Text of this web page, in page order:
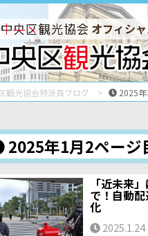
オフィシ
観光協会特派員ブログ 2025
2025年1月2ページ
「近未来
で！自動
化
2025.1.24